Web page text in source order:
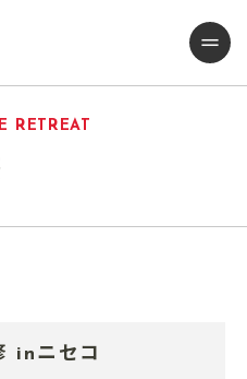
RETREAT
inニセコ